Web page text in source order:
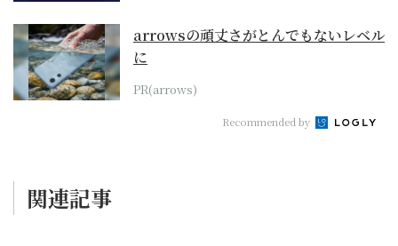
arrowsの頑丈さがとんでもないレベル
に
PR(arrows)
Recommended by
関連記事